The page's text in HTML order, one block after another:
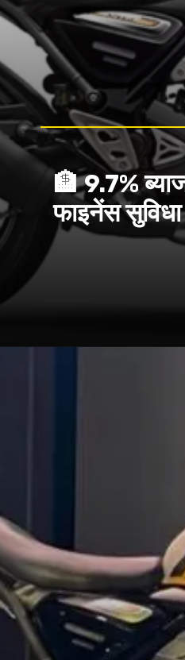
🏦 9.7%
फाइनेंस